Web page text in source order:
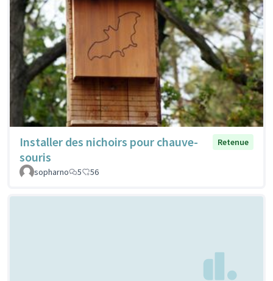
Installer des nichoirs pour chauve-
souris
Retenue
sopharno 5 56